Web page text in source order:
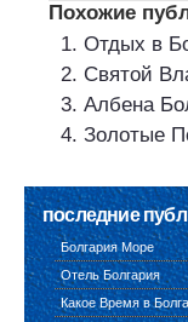
Похожие
Отдых в
Святой
Албена
Золотые
последние
Болгария Море
Отель Болгария
Какое Время в